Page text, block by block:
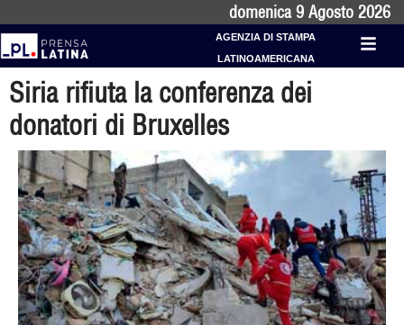
domenica 9 Agosto 2026
AGENZIA DI STAMPA
LATINOAMERICANA
Siria rifiuta la conferenza dei
donatori di Bruxelles